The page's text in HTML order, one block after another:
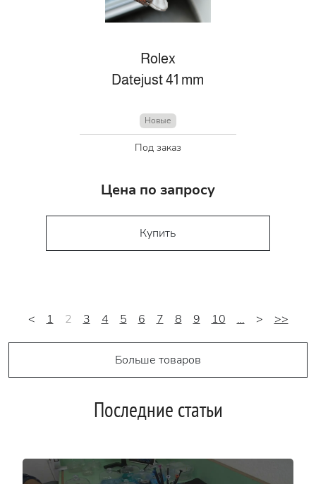
Rolex
Datejust 41 mm
Новые
Под заказ
Цена по запросу
Купить
< 1 2 3 4 5 6 7 8 9 10 … > >>
Больше товаров
Последние статьи